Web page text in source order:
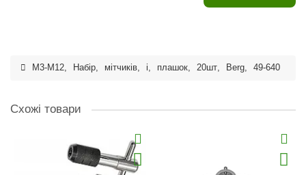
M3-M12, Набір, мітчиків, і, плашок, 20шт, Berg, 49-640
Схожі товари